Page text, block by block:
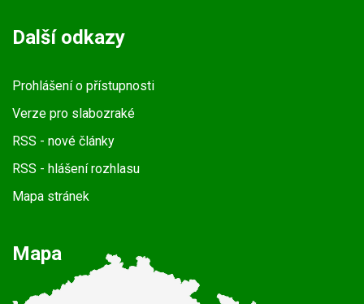
Další odkazy
Prohlášení o přístupnosti
Verze pro slabozraké
RSS - nové články
RSS - hlášení rozhlasu
Mapa stránek
Mapa